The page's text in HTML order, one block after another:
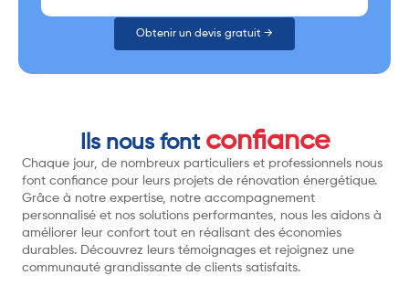
Obtenir un devis gratuit →
Ils nous font confiance
Chaque jour, de nombreux particuliers et professionnels nous
font confiance pour leurs projets de rénovation énergétique.
Grâce à notre expertise, notre accompagnement
personnalisé et nos solutions performantes, nous les aidons à
améliorer leur confort tout en réalisant des économies
durables. Découvrez leurs témoignages et rejoignez une
communauté grandissante de clients satisfaits.